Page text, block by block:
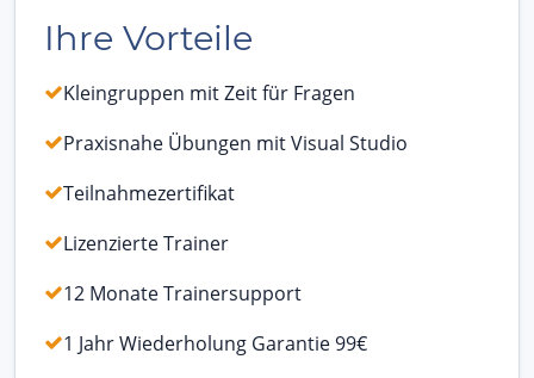
Ihre Vorteile
Kleingruppen mit Zeit für Fragen
Praxisnahe Übungen mit Visual Studio
Teilnahmezertifikat
Lizenzierte Trainer
12 Monate Trainersupport
1 Jahr Wiederholung Garantie 99€